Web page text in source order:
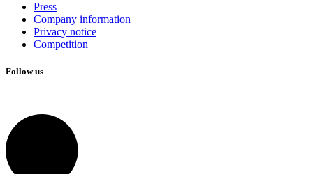
Press
Company information
Privacy notice
Competition
Follow us